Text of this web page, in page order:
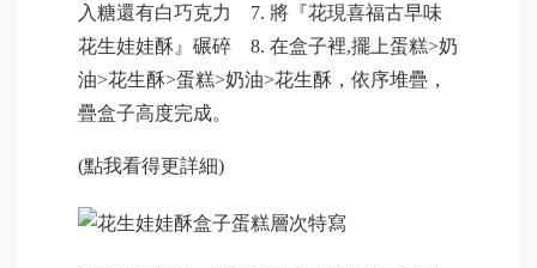
入糖還有白巧克力 7. 將『花現喜福古早味
花生娃娃酥』碾碎 8. 在盒子裡,擺上蛋糕>奶
油>花生酥>蛋糕>奶油>花生酥，依序堆疊，
疊盒子高度完成。
(點我看得更詳細)